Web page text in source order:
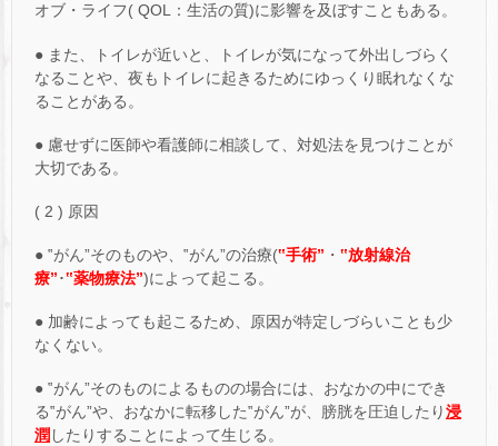
オブ・ライフ( QOL：生活の質)に影響を及ぼすこともある。
● また、トイレが近いと、トイレが気になって外出しづらく
なることや、夜もトイレに起きるためにゆっくり眠れなくな
ることがある。
● 慮せずに医師や看護師に相談して、対処法を見つけことが
大切である。
( 2 ) 原因
● ‟がん”そのものや、‟がん”の治療(‟手術” ・ ‟放射線治
療”･‟薬物療法”)によって起こる。
● 加齢によっても起こるため、原因が特定しづらいことも少
なくない。
● ‟がん”そのものによるものの場合には、おなかの中にでき
る‟がん”や、おなかに転移した‟がん”が、膀胱を圧迫したり浸
潤 したりすることによって生じる。